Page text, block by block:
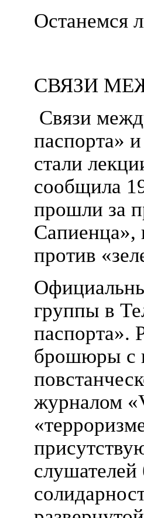
Останемся
СВЯЗИ
Связи
паспорта»
стали
сообщила
прошли за
Сапиенца»,
против
группы в
паспорта».
брошюры с
журналом